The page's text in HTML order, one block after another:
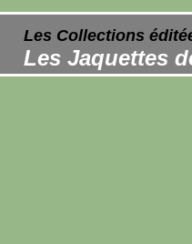
Les Collections
Les Jaquettes